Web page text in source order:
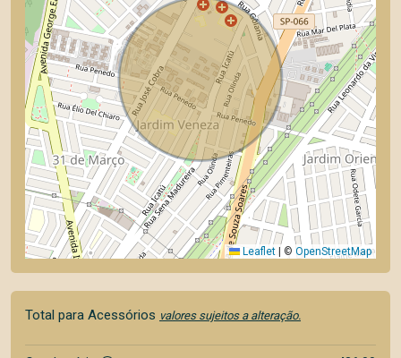
Leaflet © OpenStreetMap
Total para Acessórios valores sujeitos a alteração.